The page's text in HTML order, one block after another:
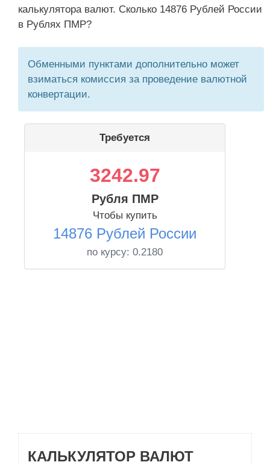
калькулятора валют. Сколько 14876 Рублей России
в Рублях ПМР?
Обменными пунктами дополнительно может
взиматься комиссия за проведение валютной
конвертации.
Требуется
3242.97
Рубля ПМР
Чтобы купить
14876 Рублей России
по курсу: 0.2180
КАЛЬКУЛЯТОР ВАЛЮТ